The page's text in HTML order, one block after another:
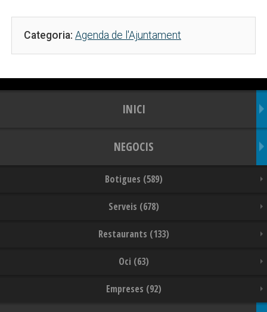
Categoria: Agenda de l'Ajuntament
INICI
NEGOCIS
Botigues (589)
Serveis (678)
Restaurants (133)
Oci (63)
Empreses (92)